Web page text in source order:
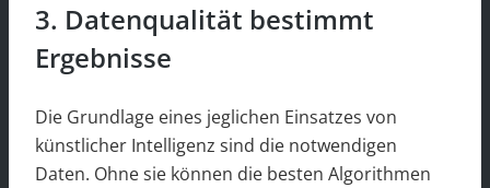
3. Datenqualität bestimmt
Ergebnisse
Die Grundlage eines jeglichen Einsatzes von
künstlicher Intelligenz sind die notwendigen
Daten. Ohne sie können die besten Algorithmen